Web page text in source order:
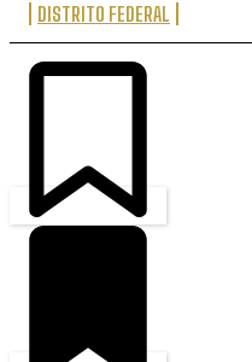
DISTRITO FEDERAL